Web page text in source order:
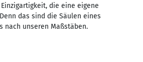
die eine eigene
das sind die Säulen eines
nach unseren Maßstäben.